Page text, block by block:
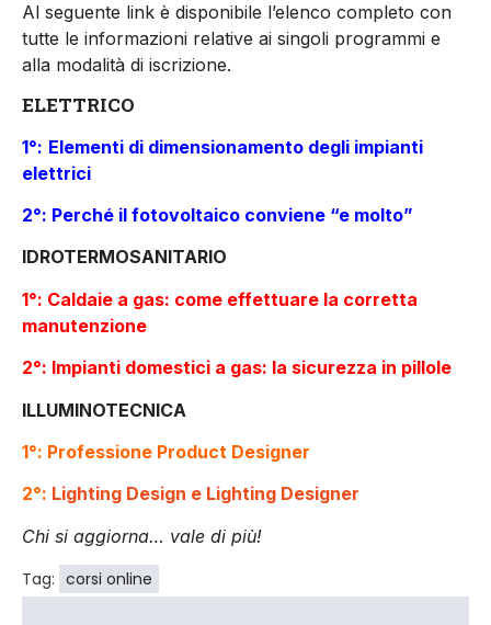
Al seguente link è disponibile l’elenco completo con
tutte le informazioni relative ai singoli programmi e
alla modalità di iscrizione.
ELETTRICO
1°: Elementi di dimensionamento degli impianti
elettrici
2°: Perché il fotovoltaico conviene “e molto”
IDROTERMOSANITARIO
1°: Caldaie a gas: come effettuare la corretta
manutenzione
2°: Impianti domestici a gas: la sicurezza in pillole
ILLUMINOTECNICA
1°: Professione Product Designer
2°: Lighting Design e Lighting Designer
Chi si aggiorna… vale di più!
Tag: corsi online